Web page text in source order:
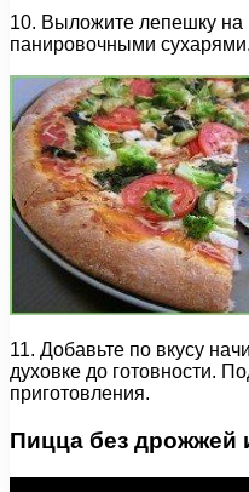
10. Выложите лепешку
панировочными сухарями.
11. Добавьте по вкусу
духовке до готовности.
приготовления.
Пицца без дрожжей